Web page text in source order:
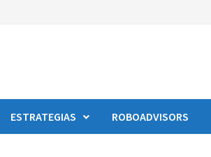
ESTRATEGIAS ROBOADVISORS